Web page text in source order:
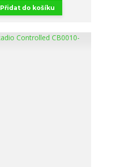
Přidat do košíku